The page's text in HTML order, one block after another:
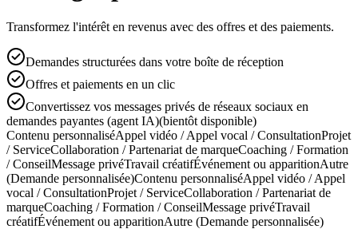
Transformez l'intérêt en revenus avec des offres et des paiements.
Demandes structurées dans votre boîte de réception
Offres et paiements en un clic
Convertissez vos messages privés de réseaux sociaux en
demandes payantes (agent IA)(bientôt disponible)
Contenu personnaliséAppel vidéo / Appel vocal / ConsultationProjet
/ ServiceCollaboration / Partenariat de marqueCoaching / Formation
/ ConseilMessage privéTravail créatifÉvénement ou apparitionAutre
(Demande personnalisée)Contenu personnaliséAppel vidéo / Appel
vocal / ConsultationProjet / ServiceCollaboration / Partenariat de
marqueCoaching / Formation / ConseilMessage privéTravail
créatifÉvénement ou apparitionAutre (Demande personnalisée)